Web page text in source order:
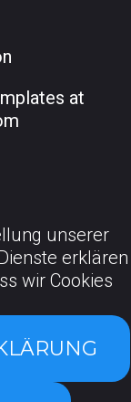
at
unserer
erklären
wir Cookies